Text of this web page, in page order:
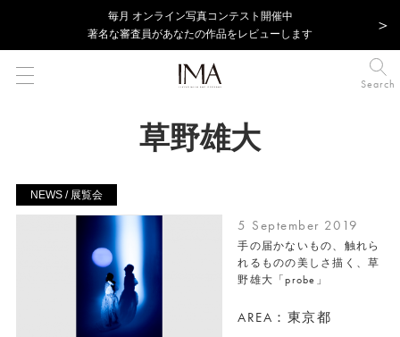
毎⽉ オンライン写真コンテスト開催中
著名な審査員があなたの作品をレビューします
Search
草野雄大
NEWS / 展覧会
5 September 2019
手の届かないもの、触れら
れるものの美しさ描く、草
野雄大「probe」
AREA：東京都